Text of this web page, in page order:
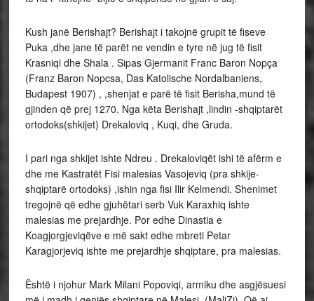
Kush janë Berishajt? Berishajt i takojnë grupit të fiseve
Puka ,dhe jane të parët ne vendin e tyre në jug të fisit
Krasniqi dhe Shala . Sipas Gjermanit Franc Baron Nopça
(Franz Baron Nopcsa, Das Katolische Nordalbaniens,
Budapest 1907) , ,shenjat e parë të fisit Berisha,mund të
gjinden që prej 1270. Nga këta Berishajt ,lindin -shqiptarët
ortodoks(shkijet) Drekaloviq , Kuqi, dhe Gruda.
I pari nga shkijet ishte Ndreu . Drekaloviqët ishi të afërm e
dhe me Kastratët Fisi malesias Vasojeviq (pra shkije-
shqiptarë ortodoks) ,ishin nga fisi Ilir Kelmendi. Shenimet
tregojnë që edhe gjuhëtari serb Vuk Karaxhiq ishte
malesias me prejardhje. Por edhe Dinastia e
Koagjorgjeviqëve e më sakt edhe mbreti Petar
Karagjorjeviq ishte me prejardhje shqiptare, pra malesias.
Është i njohur Mark Milani Popoviqi, armiku dhe asgjësuesi